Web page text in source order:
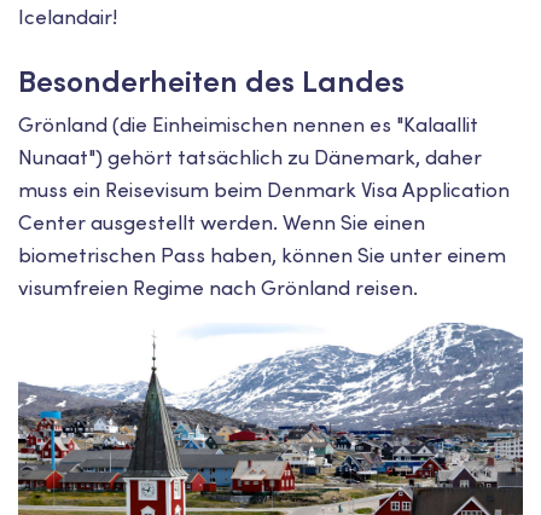
Icelandair!
Besonderheiten des Landes
Grönland (die Einheimischen nennen es "Kalaallit
Nunaat") gehört tatsächlich zu Dänemark, daher
muss ein Reisevisum beim Denmark Visa Application
Center ausgestellt werden. Wenn Sie einen
biometrischen Pass haben, können Sie unter einem
visumfreien Regime nach Grönland reisen.